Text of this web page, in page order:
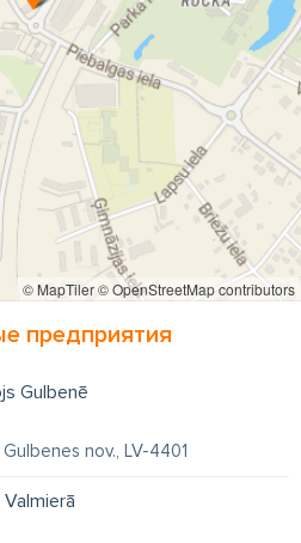
© MapTiler© OpenStreetMap contributors
предприятия
Gulbenē
nov., LV-4401